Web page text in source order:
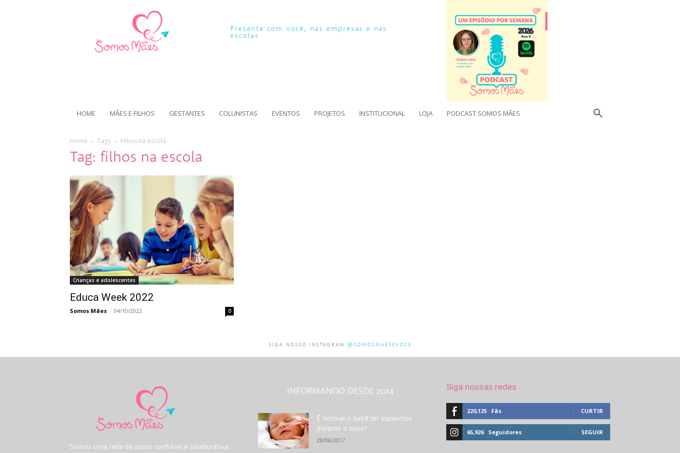
Presente com você, nas empresas e nas
escolas
.
HOME MÃES E FILHOS GESTANTES COLUNISTAS EVENTOS PROJETOS INSTITUCIONAL LOJA PODCAST SOMOS MÃES
Home Tags Filhos na escola
Tag: filhos na escola
Crianças e adolescentes
Educa Week 2022
Somos Mães - 04/10/2022 0
SIGA NOSSO INSTAGRAM @SOMOSMAESEVOCE
Somos uma rede de apoio confiável e colaborativa
INFORMANDO DESDE 2014
É normal o bebê ter espasmos
durante o sono?
28/08/2017
Siga nossas redes
220,125 Fãs CURTIR
65,926 Seguidores SEGUIR